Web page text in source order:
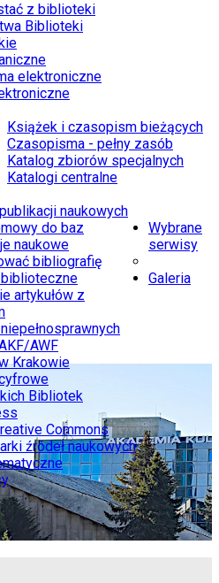
z biblioteki
Biblioteki
elektroniczne
Książek i czasopism bieżących
Czasopisma - pełny zasób
Katalog zbiorów specjalnych
Katalogi centralne
naukowych
do baz
naukowe
bibliografię
artykułów z
Wybrane
serwisy
AWF
Krakowie
Bibliotek
Commons
źródeł naukowych
Galeria